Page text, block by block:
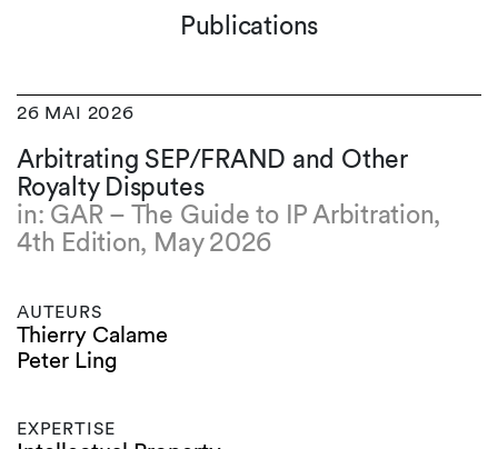
Publications
26 MAI 2026
Arbitrating SEP/FRAND and Other
Royalty Disputes
in: GAR – The Guide to IP Arbitration,
4th Edition, May 2026
AUTEURS
Thierry Calame
Peter Ling
EXPERTISE